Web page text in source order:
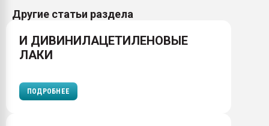
Другие статьи раздела
И ДИВИНИЛАЦЕТИЛЕНОВЫЕ
ЛАКИ
ПОДРОБНЕЕ